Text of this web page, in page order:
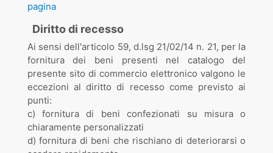
pagina
Diritto di recesso
Ai sensi dell'articolo 59, d.lsg 21/02/14 n. 21, per la
fornitura dei beni presenti nel catalogo del
presente sito di commercio elettronico valgono le
eccezioni al diritto di recesso come previsto ai
punti:
c) fornitura di beni confezionati su misura o
chiaramente personalizzati
d) fornitura di beni che rischiano di deteriorarsi o